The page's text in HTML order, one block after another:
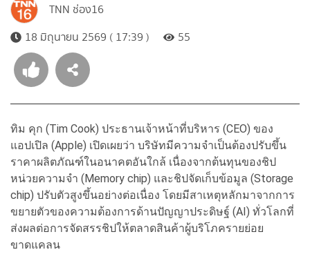
TNN ช่อง16
18 มิถุนายน 2569 ( 17:39 )
55
ทิม คุก (Tim Cook) ประธานเจ้าหน้าที่บริหาร (CEO) ของ
แอปเปิล (Apple) เปิดเผยว่า บริษัทมีความจำเป็นต้องปรับขึ้น
ราคาผลิตภัณฑ์ในอนาคตอันใกล้ เนื่องจากต้นทุนของชิป
หน่วยความจำ (Memory chip) และชิปจัดเก็บข้อมูล (Storage
chip) ปรับตัวสูงขึ้นอย่างต่อเนื่อง โดยมีสาเหตุหลักมาจากการ
ขยายตัวของความต้องการด้านปัญญาประดิษฐ์ (AI) ทั่วโลกที่
ส่งผลต่อการจัดสรรชิปให้ตลาดสินค้าผู้บริโภครายย่อย
ขาดแคลน